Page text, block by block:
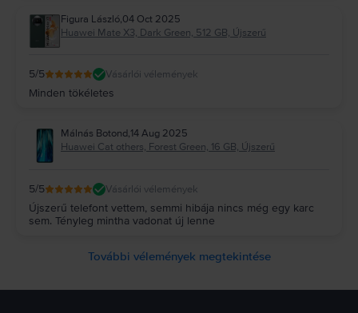
Figura László,04 Oct 2025
Huawei Mate X3, Dark Green, 512 GB, Újszerű
5/5 Vásárlói vélemények
Minden tökéletes
Málnás Botond,14 Aug 2025
Huawei Cat others, Forest Green, 16 GB, Újszerű
5/5 Vásárlói vélemények
Újszerű telefont vettem, semmi hibája nincs még egy karc
sem. Tényleg mintha vadonat új lenne
További vélemények megtekintése